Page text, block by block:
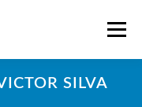
Menu
SILVA